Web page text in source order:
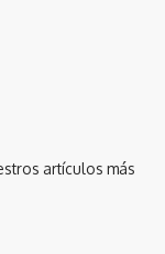
artículos más